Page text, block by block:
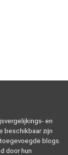
en
beschikbaar zijn
blogs.
door hun